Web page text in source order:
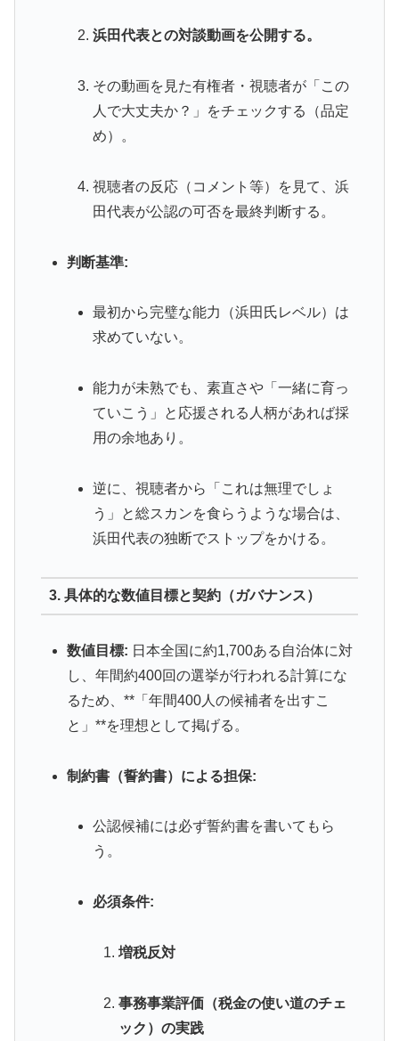
浜田代表との対談動画を公開する。
その動画を見た有権者・視聴者が「この
人で大丈夫か？」をチェックする（品定
め）。
視聴者の反応（コメント等）を見て、浜
田代表が公認の可否を最終判断する。
判断基準:
最初から完璧な能力（浜田氏レベル）は
求めていない。
能力が未熟でも、素直さや「一緒に育っ
ていこう」と応援される人柄があれば採
用の余地あり。
逆に、視聴者から「これは無理でしょ
う」と総スカンを食らうような場合は、
浜田代表の独断でストップをかける。
3. 具体的な数値目標と契約（ガバナンス）
数値目標: 日本全国に約1,700ある自治体に対
し、年間約400回の選挙が行われる計算にな
るため、**「年間400人の候補者を出すこ
と」**を理想として掲げる。
制約書（誓約書）による担保:
公認候補には必ず誓約書を書いてもら
う。
必須条件:
増税反対
事務事業評価（税金の使い道のチェ
ック）の実践